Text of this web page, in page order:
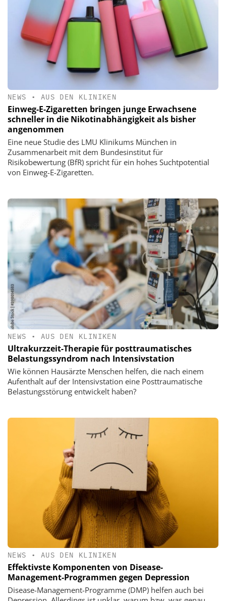
NEWS • AUS DEN KLINIKEN
Einweg-E-Zigaretten bringen junge Erwachsene
schneller in die Nikotinabhängigkeit als bisher
angenommen
Eine neue Studie des LMU Klinikums München in
Zusammenarbeit mit dem Bundesinstitut für
Risikobewertung (BfR) spricht für ein hohes Suchtpotential
von Einweg-E-Zigaretten.
NEWS • AUS DEN KLINIKEN
Ultrakurzzeit-Therapie für posttraumatisches
Belastungssyndrom nach Intensivstation
Wie können Hausärzte Menschen helfen, die nach einem
Aufenthalt auf der Intensivstation eine Posttraumatische
Belastungsstörung entwickelt haben?
NEWS • AUS DEN KLINIKEN
Effektivste Komponenten von Disease-
Management-Programmen gegen Depression
Disease-Management-Programme (DMP) helfen auch bei